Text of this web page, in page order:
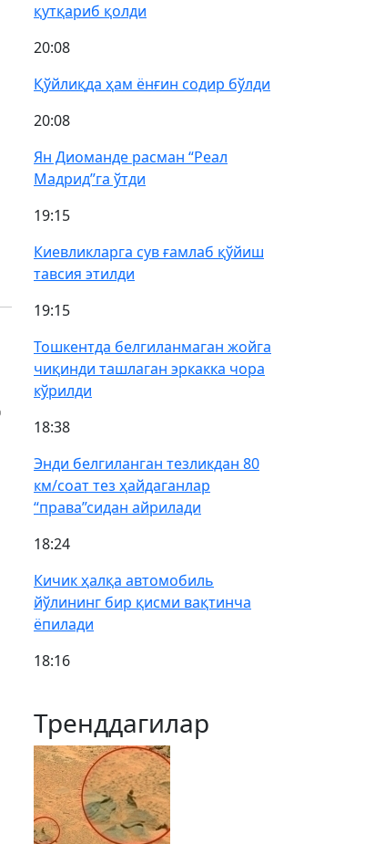
қутқариб қолди
20:08
Қўйлиқда ҳам ёнғин содир бўлди
20:08
Ян Диоманде расман “Реал
Мадрид”га ўтди
19:15
Киевликларга сув ғамлаб қўйиш
тавсия этилди
19:15
Тошкентда белгиланмаган жойга
чиқинди ташлаган эркакка чора
кўрилди
18:38
Энди белгиланган тезликдан 80
км/соат тез ҳайдаганлар
“права”сидан айрилади
18:24
Кичик ҳалқа автомобиль
йўлининг бир қисми вақтинча
ёпилади
18:16
Тренддагилар